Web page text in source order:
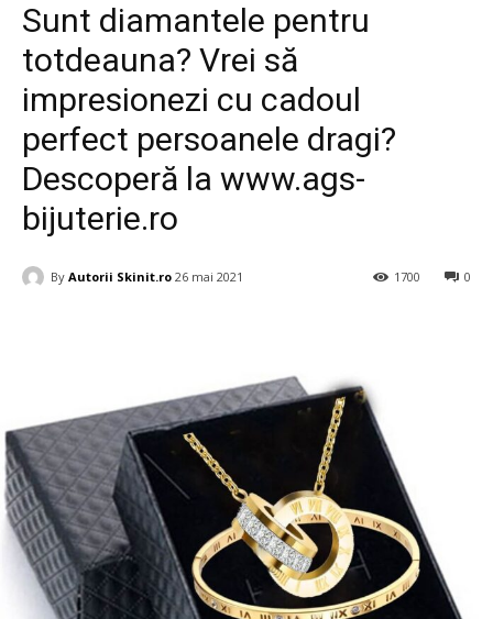
Sunt diamantele pentru
totdeauna? Vrei să
impresionezi cu cadoul
perfect persoanele dragi?
Descoperă la www.ags-
bijuterie.ro
By Autorii Skinit.ro 26 mai 2021 0
1700